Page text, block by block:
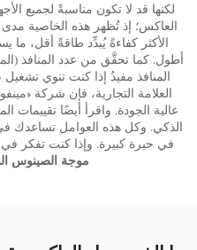
لكنها قد لا تكون مناسبةً لجميع
العاكس؛ إذ تُظهر هذه الخاصية
الأكثر كفاءةً يُبدِّد طاقةً أقل، ما
أطول. كما تحقَّق من عدد المنافذ
المنافذ مفيدٌ إذا كنت تنوي
عالية الجودة. واقرأ أيضًا تقييمات
الذكي. وكل هذه العوامل تساعدك
في حيرة كبيرة. وإذا كنت تفكر
موجة الصينوس